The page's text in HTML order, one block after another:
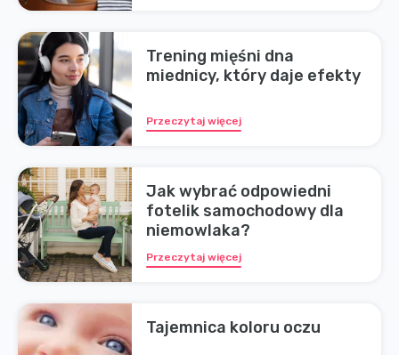
Trening mięśni dna
miednicy, który daje efekty
Przeczytaj więcej
Jak wybrać odpowiedni
fotelik samochodowy dla
niemowlaka?
Przeczytaj więcej
Tajemnica koloru oczu